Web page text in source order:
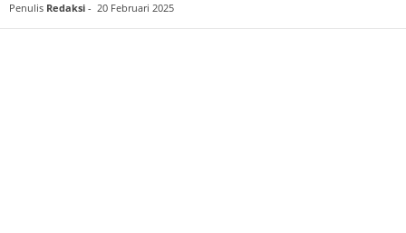
Penulis Redaksi - 20 Februari 2025